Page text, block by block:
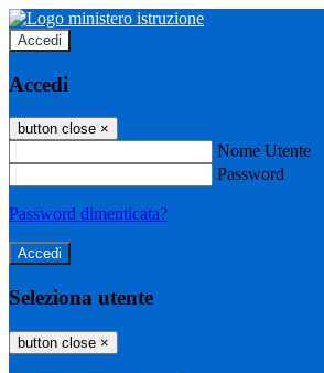
Accedi
Accedi
button close ×
Nome Utente
Password
Password dimenticata?
Seleziona utente
button close ×